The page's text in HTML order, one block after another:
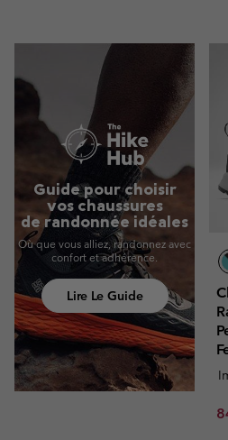
Guide pour choisir
vos chaussures
de randonnée idéales
Où que vous alliez, randonnez avec
confort et adhérence.
Lire Le Guide